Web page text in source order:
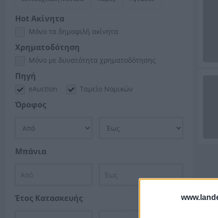
Hot Ακίνητα
Μόνο τα δημοφιλή ακίνητα
Χρηματοδότηση
Μόνο με δυνατότητα χρηματοδότησης
Πηγή
eAuction Ταμείο Νομικών
Όροφος
Μπάνια
Έτος Κατασκευής